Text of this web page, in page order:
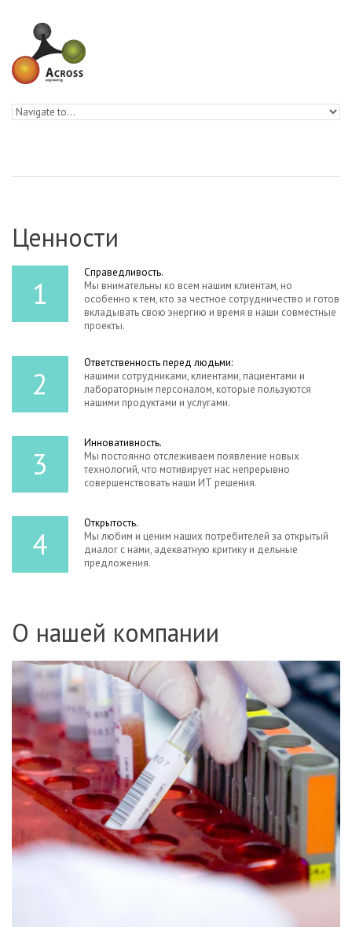
Ценности
1
Справедливость.
Мы внимательны ко всем нашим клиентам, но
особенно к тем, кто за честное сотрудничество и готов
вкладывать свою энергию и время в наши совместные
проекты.
2
Ответственность перед людьми:
нашими сотрудниками, клиентами, пациентами и
лабораторным персоналом, которые пользуются
нашими продуктами и услугами.
3
Инновативность.
Мы постоянно отслеживаем появление новых
технологий, что мотивирует нас непрерывно
совершенствовать наши ИТ решения.
4
Открытость.
Мы любим и ценим наших потребителей за открытый
диалог с нами, адекватную критику и дельные
предложения.
О нашей компании